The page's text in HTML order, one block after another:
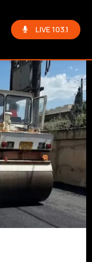
LIVE 103.1